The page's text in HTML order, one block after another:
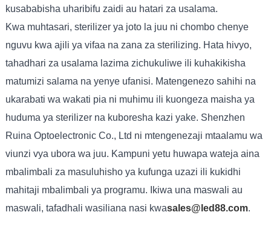
kusababisha uharibifu zaidi au hatari za usalama.
Kwa muhtasari, sterilizer ya joto la juu ni chombo chenye
nguvu kwa ajili ya vifaa na zana za sterilizing. Hata hivyo,
tahadhari za usalama lazima zichukuliwe ili kuhakikisha
matumizi salama na yenye ufanisi. Matengenezo sahihi na
ukarabati wa wakati pia ni muhimu ili kuongeza maisha ya
huduma ya sterilizer na kuboresha kazi yake. Shenzhen
Ruina Optoelectronic Co., Ltd ni mtengenezaji mtaalamu wa
viunzi vya ubora wa juu. Kampuni yetu huwapa wateja aina
mbalimbali za masuluhisho ya kufunga uzazi ili kukidhi
mahitaji mbalimbali ya programu. Ikiwa una maswali au
maswali, tafadhali wasiliana nasi kwasales@led88.com.